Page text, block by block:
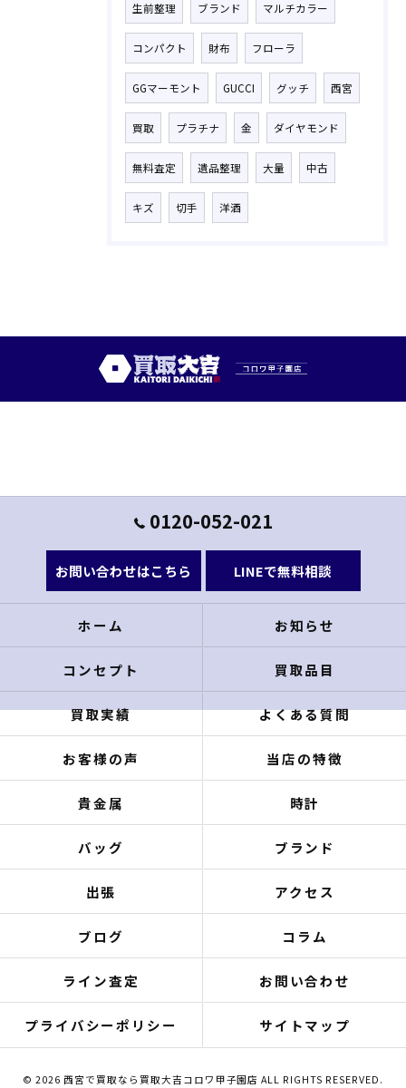
生前整理 ブランド マルチカラー
コンパクト 財布 フローラ
GGマーモント GUCCI グッチ 西宮
買取 プラチナ 金 ダイヤモンド
無料査定 遺品整理 大量 中古
キズ 切手 洋酒
0120-052-021
お問い合わせはこちら LINEで無料相談
ホーム お知らせ
コンセプト 買取品目
買取実績 よくある質問
お客様の声 当店の特徴
貴金属 時計
バッグ ブランド
出張 アクセス
ブログ コラム
ライン査定 お問い合わせ
プライバシーポリシー サイトマップ
© 2026 西宮で買取なら買取大吉コロワ甲子園店 ALL RIGHTS RESERVED.